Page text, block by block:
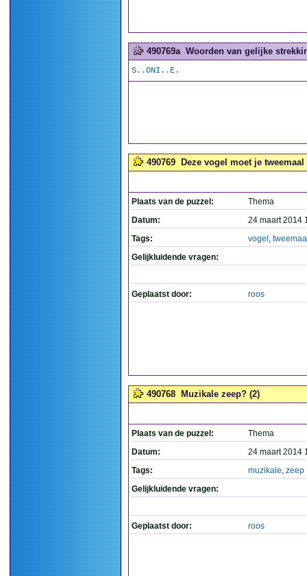
490769a Woorden van gelijke
S..ONI..E.
490769 Deze vogel moet je tweemaal
Plaats van de puzzel:
Thema
Datum:
24 maart 2014
Tags:
vogel ,
Gelijkluidende vragen:
Geplaatst door: roos
490768 Muzikale zeep? (2)
Plaats van de puzzel:
Thema
Datum:
24 maart 2014
Tags:
muzikale, zeep
Gelijkluidende vragen:
Geplaatst door: roos